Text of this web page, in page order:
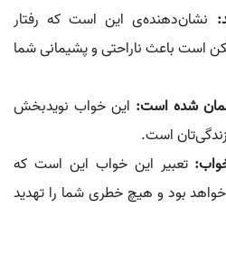
نشان‌دهنده‌ی این است که رفتار
است باعث ناراحتی و پشیمانی شما
شده است: این خواب نویدبخش
است.
تعبیر این خواب این است که
بود و هیچ خطری شما را تهدید